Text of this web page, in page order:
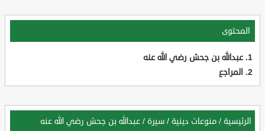
المحتوى
عبدالله بن جحش رضي الله عنه
المراجع
الرئيسية / منوعات دينية / سيرة / عبدالله بن جحش رضي الله عنه